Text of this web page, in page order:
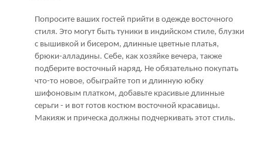
Попросите ваших гостей прийти в одежде восточного
стиля. Это могут быть туники в индийском стиле, блузки
с вышивкой и бисером, длинные цветные платья,
брюки-алладины. Себе, как хозяйке вечера, также
подберите восточный наряд. Не обязательно покупать
что-то новое, обыграйте топ и длинную юбку
шифоновым платком, добавьте красивые длинные
серьги - и вот готов костюм восточной красавицы.
Макияж и прическа должны подчеркивать этот стиль.